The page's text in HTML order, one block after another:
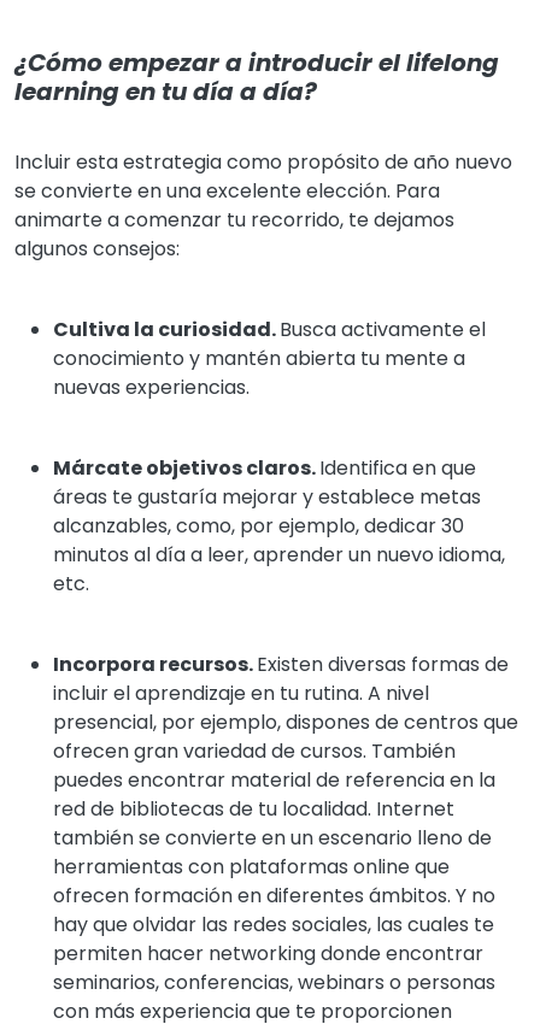
¿Cómo empezar a introducir el lifelong
learning en tu día a día?
Incluir esta estrategia como propósito de año nuevo
se convierte en una excelente elección. Para
animarte a comenzar tu recorrido, te dejamos
algunos consejos:
Cultiva la curiosidad.Busca activamente el
conocimiento y mantén abierta tu mente a
nuevas experiencias.
Márcate objetivos claros.Identifica en que
áreas te gustaría mejorar y establece metas
alcanzables, como, por ejemplo, dedicar 30
minutos al día a leer, aprender un nuevo idioma,
etc.
Incorpora recursos.Existen diversas formas de
incluir el aprendizaje en tu rutina. A nivel
presencial, por ejemplo, dispones de centros que
ofrecen gran variedad de cursos. También
puedes encontrar material de referencia en la
red de bibliotecas de tu localidad. Internet
también se convierte en un escenario lleno de
herramientas con plataformas online que
ofrecen formación en diferentes ámbitos. Y no
hay que olvidar las redes sociales, las cuales te
permiten hacer networking donde encontrar
seminarios, conferencias, webinars o personas
con más experiencia que te proporcionen